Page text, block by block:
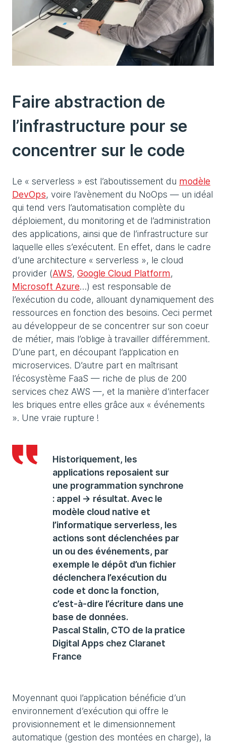
Faire abstraction de
l’infrastructure pour se
concentrer sur le code
Le « serverless » est l’aboutissement du modèle
DevOps, voire l’avènement du NoOps — un idéal
qui tend vers l’automatisation complète du
déploiement, du monitoring et de l’administration
des applications, ainsi que de l’infrastructure sur
laquelle elles s’exécutent. En effet, dans le cadre
d’une architecture « serverless », le cloud
provider (AWS, Google Cloud Platform,
Microsoft Azure…) est responsable de
l’exécution du code, allouant dynamiquement des
ressources en fonction des besoins. Ceci permet
au développeur de se concentrer sur son coeur
de métier, mais l’oblige à travailler différemment.
D’une part, en découpant l’application en
microservices. D’autre part en maîtrisant
l’écosystème FaaS — riche de plus de 200
services chez AWS —, et la manière d’interfacer
les briques entre elles grâce aux « événements
». Une vraie rupture !
Historiquement, les
applications reposaient sur
une programmation synchrone
: appel -> résultat. Avec le
modèle cloud native et
l’informatique serverless, les
actions sont déclenchées par
un ou des événements, par
exemple le dépôt d’un fichier
déclenchera l’exécution du
code et donc la fonction,
c’est-à-dire l’écriture dans une
base de données.
Pascal Stalin, CTO de la pratice
Digital Apps chez Claranet
France
Moyennant quoi l’application bénéficie d’un
environnement d’exécution qui offre le
provisionnement et le dimensionnement
automatique (gestion des montées en charge), la